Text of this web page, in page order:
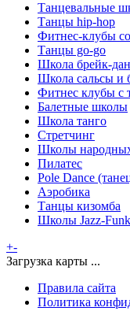
Танцевальные
Танцы hip-hop
Фитнес-клубы
Танцы go-go
Школа брейк-
Школа сальсы и
Фитнес клубы с
Балетные школы
Школа танго
Стретчинг
Школы
Пилатес
Pole Dance
Аэробика
Танцы кизомба
Школы Jazz-Funk
+-
Загрузка карты ...
Правила сайта
Политика